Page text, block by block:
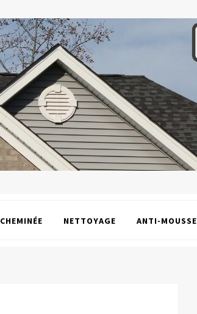
CHEMINÉE NETTOYAGE ANTI-MOUSSE